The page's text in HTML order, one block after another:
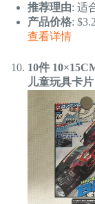
推荐理由: 适
产品价格:
查看详情
10件
儿童玩具卡片